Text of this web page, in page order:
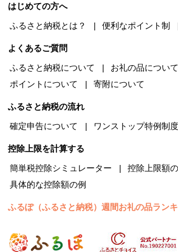
はじめての方へ
ふるさと納税とは？
便利なポイント制
よくあるご質問
ふるさと納税について
お礼の品について
ポイントについて
寄附について
ふるさと納税の流れ
確定申告について
ワンストップ特例制
控除上限を計算する
簡単税控除シミュレーター
控除上限額
具体的な控除額の例
ふるぽ（ふるさと納税）週間お礼の品ラン